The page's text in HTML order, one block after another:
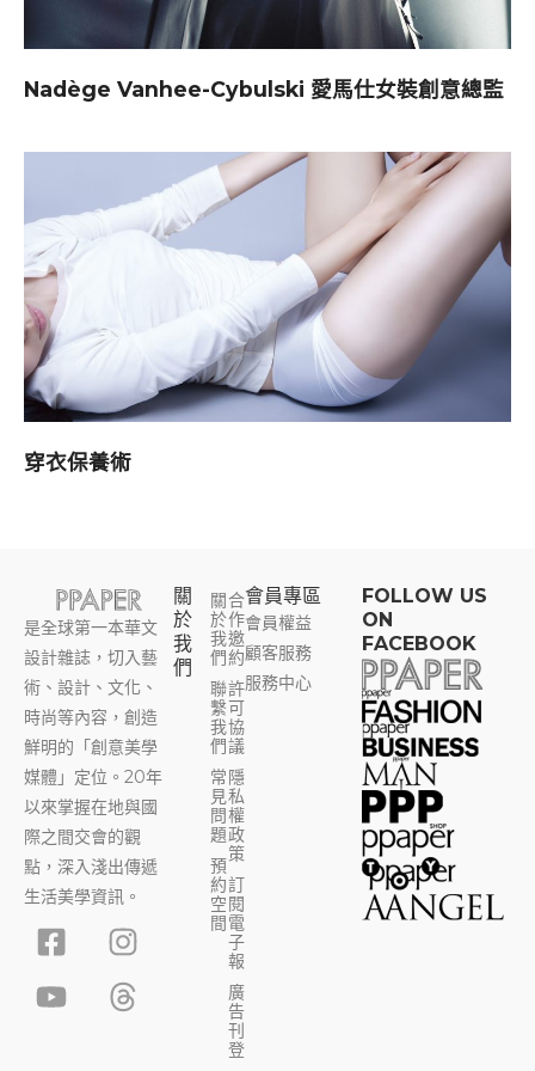
Nadège Vanhee-Cybulski 愛馬仕女裝創意總監
穿衣保養術
是全球第一本華文
設計雜誌，切入藝
術、設計、文化、
時尚等內容，創造
鮮明的「創意美學
媒體」定位。20年
以來掌握在地與國
際之間交會的觀
點，深入淺出傳遞
生活美學資訊。
F
a
c
I
n
s
t
Y
o
u
T
h
r
e
關
於
我
們
關
於
我
們
聯
繫
我
們
常
見
問
題
預
約
空
間
合
作
邀
約
許
可
協
議
隱
私
權
政
策
訂
閱
電
子
報
廣
告
刊
登
會員專區​
會員權益
顧客服務
服務中心
FOLLOW US
ON
FACEBOOK